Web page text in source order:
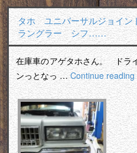
タホ ユニバーサルジョイ
ラングラー シフ……
在庫車のアゲタホさん。 ドラ
ンっとなっ …Continue reading